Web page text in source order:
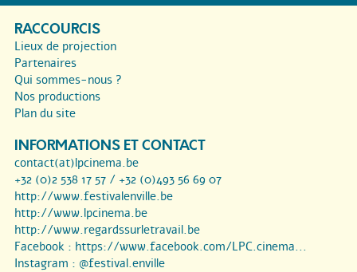
RACCOURCIS
Lieux de projection
Partenaires
Qui sommes-nous ?
Nos productions
Plan du site
INFORMATIONS ET CONTACT
contact(at)lpcinema.be
+32 (0)2 538 17 57 / +32 (0)493 56 69 07
http://www.festivalenville.be
http://www.lpcinema.be
http://www.regardssurletravail.be
Facebook : https://www.facebook.com/LPC.cinema...
Instagram : @festival.enville